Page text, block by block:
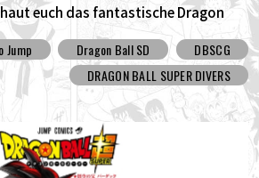
euch das fantastische Dragon
die tollen Bonusinhalte an!
Jump Dragon Ball SD
DBSCG
DRAGON BALL SUPER DIVERS